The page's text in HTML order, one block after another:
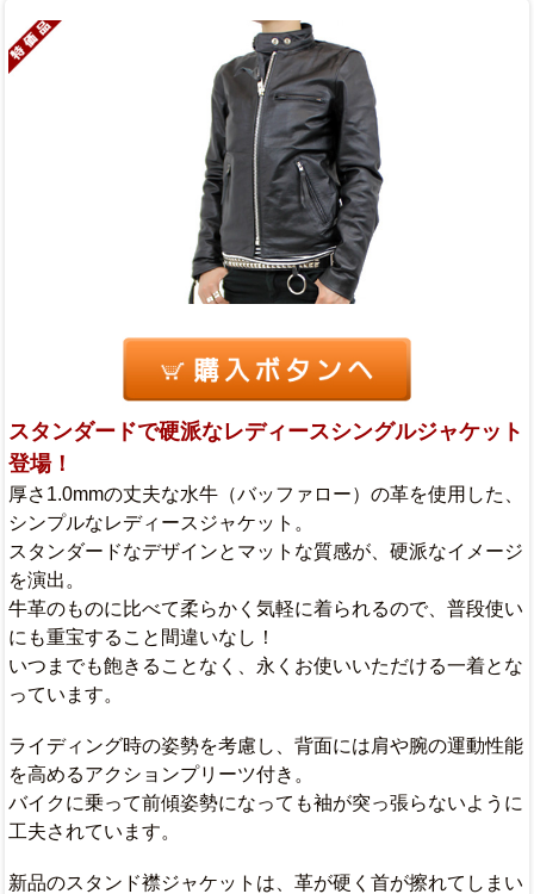
スタンダードで硬派なレディースシングルジャケット
登場！
厚さ1.0mmの丈夫な水牛（バッファロー）の革を使用した、
シンプルなレディースジャケット。
スタンダードなデザインとマットな質感が、硬派なイメージ
を演出。
牛革のものに比べて柔らかく気軽に着られるので、普段使い
にも重宝すること間違いなし！
いつまでも飽きることなく、永くお使いいただける一着とな
っています。
ライディング時の姿勢を考慮し、背面には肩や腕の運動性能
を高めるアクションプリーツ付き。
バイクに乗って前傾姿勢になっても袖が突っ張らないように
工夫されています。
新品のスタンド襟ジャケットは、革が硬く首が擦れてしまい